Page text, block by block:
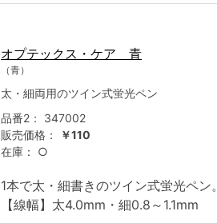
オプテックス・ケア 青
（青）
太・細両用のツイン式蛍光ペン
品番2：
347002
販売価格：
￥110
在庫：
○
1本で太・細書きのツイン式蛍光ペン。
【線幅】太4.0mm・細0.8～1.1mm